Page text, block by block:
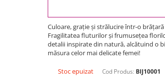
Culoare, graţie şi strălucire într-o
Fragilitatea fluturilor şi frumuseţea
detalii inspirate din natură, alcătuind o
măsura celor mai delicate femei!
Stoc epuizat Cod Produs: BIJ10001